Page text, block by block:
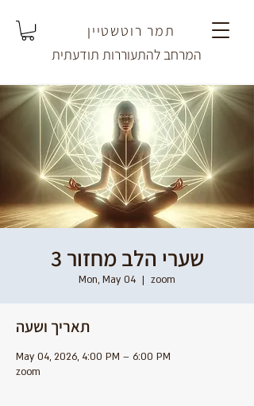
תמר רוטשטיין
המרחב להתעוררות תודעתית
שערי הלב מחזור 3
Mon, May 04
  |
zoom
תאריך ושעה
May 04, 2026, 4:00 PM – 6:00 PM
zoom